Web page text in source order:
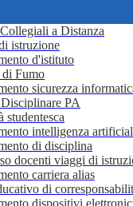
a Distanza
istruzione
d'istituto
Fumo
sicurezza
PA
studentesca
intelligenza
di disciplina
docenti viaggi di
carriera alias
di